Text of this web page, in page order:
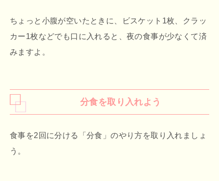
ちょっと小腹が空いたときに、ビスケット1枚、クラッ
カー1枚などでも口に入れると、夜の食事が少なくて済
みますよ。
分食を取り入れよう
食事を2回に分ける「分食」のやり方を取り入れましょ
う。